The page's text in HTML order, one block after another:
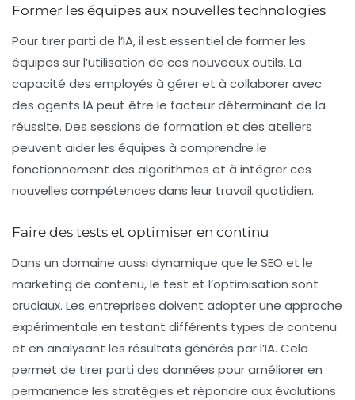
Former les équipes aux nouvelles technologies
Pour tirer parti de l’IA, il est essentiel de former les
équipes sur l’utilisation de ces nouveaux outils. La
capacité des employés à gérer et à collaborer avec
des agents IA peut être le facteur déterminant de la
réussite. Des sessions de formation et des ateliers
peuvent aider les équipes à comprendre le
fonctionnement des algorithmes et à intégrer ces
nouvelles compétences dans leur travail quotidien.
Faire des tests et optimiser en continu
Dans un domaine aussi dynamique que le SEO et le
marketing de contenu, le test et l’optimisation sont
cruciaux. Les entreprises doivent adopter une approche
expérimentale en testant différents types de contenu
et en analysant les résultats générés par l’IA. Cela
permet de tirer parti des données pour améliorer en
permanence les stratégies et répondre aux évolutions